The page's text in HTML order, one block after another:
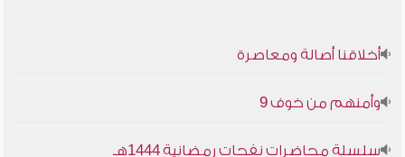
أخلاقنا أصالة ومعاصرة
وأمنهم من خوف 9
سلسلة محاضرات نفحات رمضانية 1444هـ